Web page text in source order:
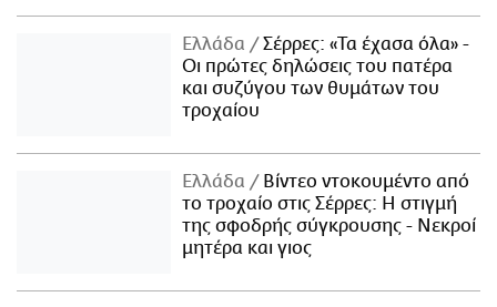
Ελλάδα
Σέρρες: «Τα έχασα όλα» -
Οι πρώτες δηλώσεις του πατέρα
και συζύγου των θυμάτων του
τροχαίου
Ελλάδα
Βίντεο ντοκουμέντο από
το τροχαίο στις Σέρρες: Η στιγμή
της σφοδρής σύγκρουσης - Νεκροί
μητέρα και γιος